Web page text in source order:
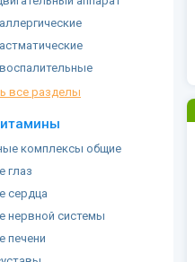
все разделы
комплексы общие
глаз
сердца
нервной системы
печени